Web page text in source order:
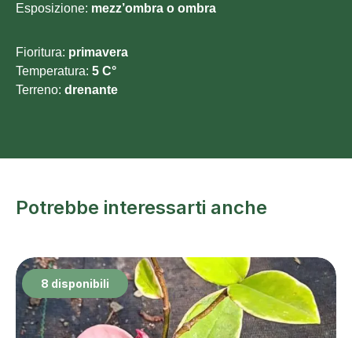
Esposizione: mezz’ombra o ombra
Fioritura: primavera
Temperatura: 5 C°
Terreno: drenante
Potrebbe interessarti anche
8 disponibili